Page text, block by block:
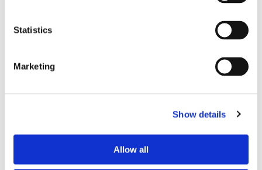
Statistics
Marketing
Show details
Allow all
SCARICA LA SCHEDA PRODOTTO
Dichiarazione